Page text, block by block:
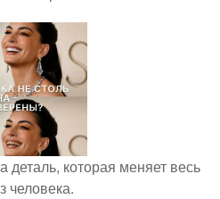
деталь, которая меняет весь
человека.